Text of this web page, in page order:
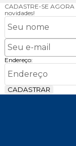
CADASTRE-SE AGORA
novidades!
Endereço:
CADASTRAR